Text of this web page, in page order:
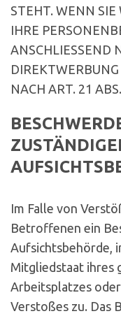
STEHT. WENN SIE
IHRE
ANSCHLIESSEND
NACH ART. 21
Im Falle von
Betroffenen ein
Aufsichtsbehörde,
Mitgliedstaat ihres
Arbeitsplatzes
Verstoßes zu. Das